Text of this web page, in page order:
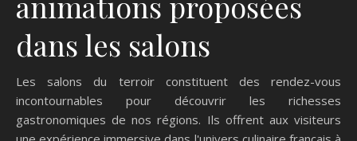
dans les salons
Les salons du terroir constituent des rendez-vous
incontournables pour découvrir les richesses
gastronomiques de nos régions. Ils offrent aux visiteurs